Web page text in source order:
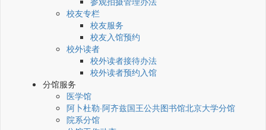
校友专栏
校友服务
校友入馆预约
校外读者
校外读者接待办法
校外读者预约入馆
分馆服务
医学馆
阿卜杜勒·阿齐兹国王公共图书馆北京大学分馆
院系分馆